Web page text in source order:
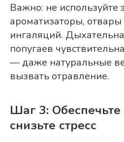
Важно: не
ароматизаторы, отвары
ингаляций.
попугаев
— даже натуральные
вызвать отравление.
Шаг 3: Обеспечьте
снизьте стресс